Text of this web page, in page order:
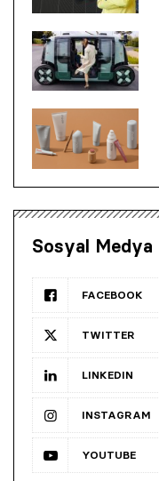
Sosyal Medya
FACEBOOK
TWITTER
LINKEDIN
INSTAGRAM
YOUTUBE